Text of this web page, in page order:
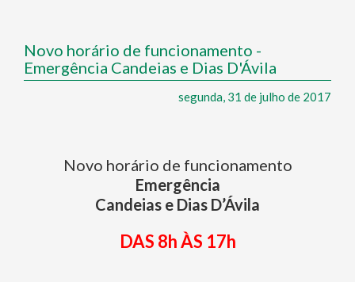
Novo horário de funcionamento -
Emergência Candeias e Dias D'Ávila
segunda, 31 de julho de 2017
Novo horário de funcionamento
Emergência
Candeias e Dias D’Ávila
DAS 8h ÀS 17h